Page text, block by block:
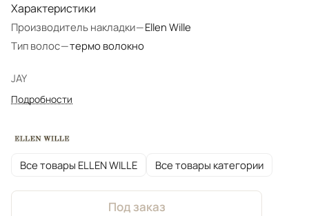
Характеристики
Производитель накладки—Ellen Wille
Тип волос—термо волокно
JAY
Подробности
Все товары ELLEN WILLE Все товары категории
Под заказ